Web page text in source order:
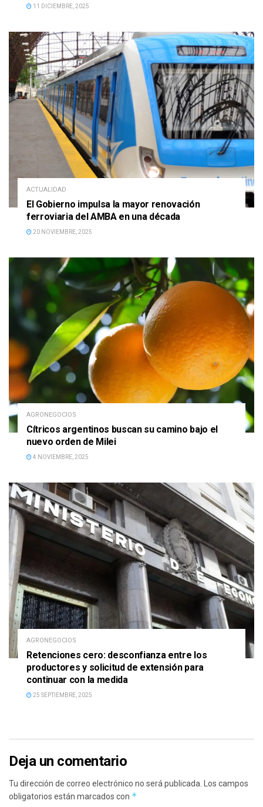
11 DICIEMBRE, 2025
ACTUALIDAD
El Gobierno impulsa la mayor renovación
ferroviaria del AMBA en una década
20 NOVIEMBRE, 2025
AGRONEGOCIOS
Cítricos argentinos buscan su camino bajo el
nuevo orden de Milei
4 NOVIEMBRE, 2025
AGRONEGOCIOS
Retenciones cero: desconfianza entre los
productores y solicitud de extensión para
continuar con la medida
25 SEPTIEMBRE, 2025
Deja un comentario
Tu dirección de correo electrónico no será publicada. Los campos
obligatorios están marcados con *